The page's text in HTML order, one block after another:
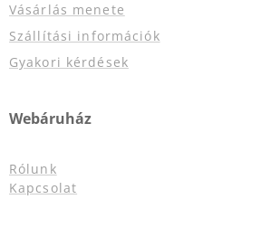
Vásárlás menete
Szállítási információk
Gyakori kérdések
Webáruház
Rólunk
Kapcsolat